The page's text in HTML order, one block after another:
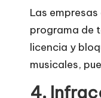
]
-
O
Las
programa de
licencia y
musicales,
4.